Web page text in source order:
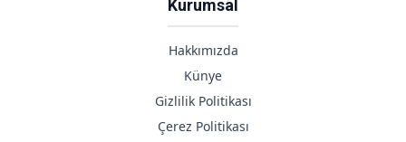
Kurumsal
Hakkımızda
Künye
Gizlilik Politikası
Çerez Politikası